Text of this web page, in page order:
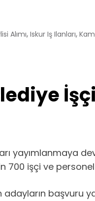
Alımı, Iskur Iş Ilanları,
yayımlanmaya
işçi ve personel
adayların başvuru